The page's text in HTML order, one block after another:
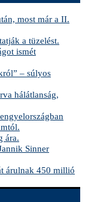
most már a II.
a tüzelést.
ismét
– súlyos
hálátlanság,
ára.
Sinner
árulnak 450 millió